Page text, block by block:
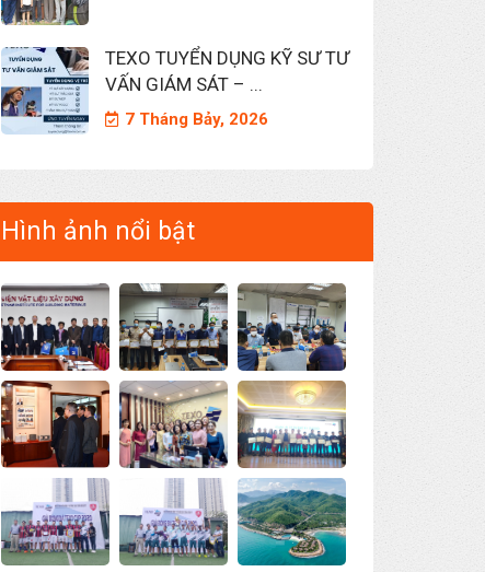
TEXO TUYỂN DỤNG KỸ SƯ TƯ
VẤN GIÁM SÁT – ...
7 Tháng Bảy, 2026
Hình ảnh nổi bật